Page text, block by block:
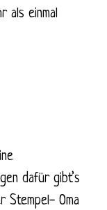
als einmal
dafür gibt’s
Stempel- Oma